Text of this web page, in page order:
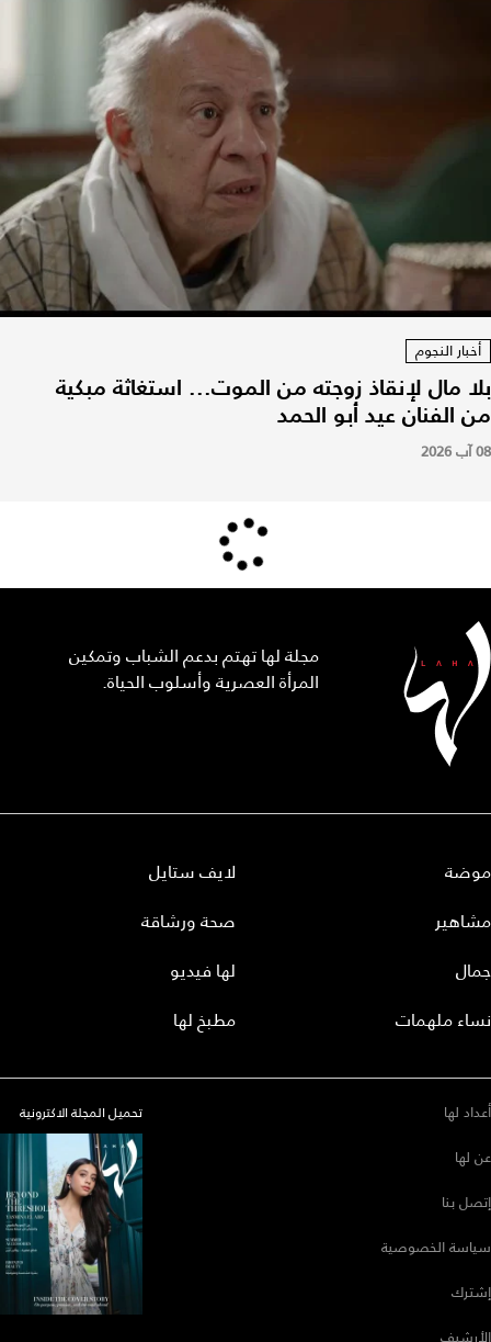
أخبار النجوم
بلا مال لإنقاذ زوجته من الموت... استغاثة مبكية
من الفنان عيد أبو الحمد
08 آب 2026
مجلة لها تهتم بدعم الشباب وتمكين
المرأة العصرية وأسلوب الحياة.
موضة
مشاهير
جمال
نساء ملهمات
لايف ستايل
صحة ورشاقة
لها فيديو
مطبخ لها
أعداد لها
عن لها
إتصل بنا
سياسة الخصوصية
إشترك
تحميل المجلة الاكترونية